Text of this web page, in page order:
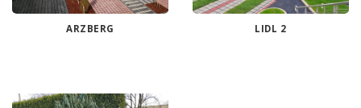
ARZBERG LIDL 2